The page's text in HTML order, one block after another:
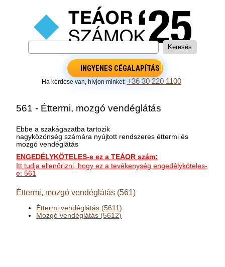
INGYENES CÉGALAPÍTÁS
Ha kérdése van, hívjon minket:+36 30 220 1100
561 - Éttermi, mozgó vendéglátás
Ebbe a szakágazatba tartozik
nagyközönség számára nyújtott rendszeres éttermi és
mozgó vendéglátás
ENGEDÉLYKÖTELES-e ez a TEÁOR szám:
Itt tudja ellenőrizni, hogy ez a tevékenység engedélyköteles-
e: 561
Éttermi, mozgó vendéglátás (561)
Éttermi vendéglátás (5611)
Mozgó vendéglátás (5612)